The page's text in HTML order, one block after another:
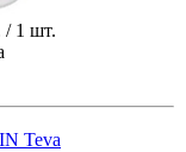
/ 1 шт.
Teva